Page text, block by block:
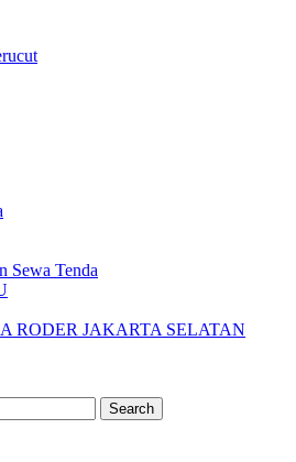
Sewa Tenda
RODER JAKARTA SELATAN
Search